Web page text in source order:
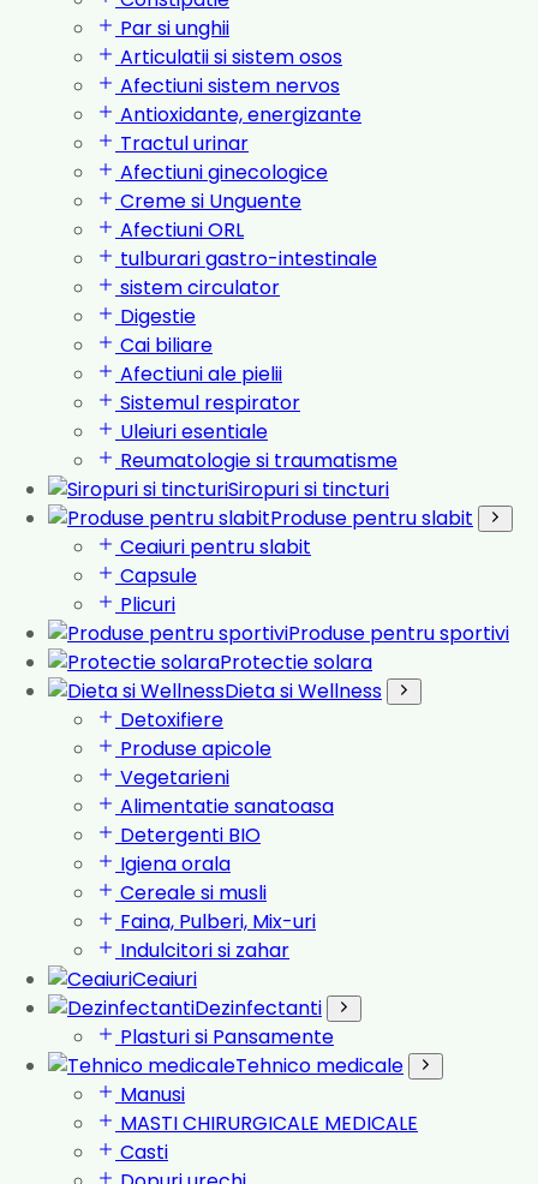
Par si unghii
Articulatii si sistem osos
Afectiuni sistem nervos
Antioxidante, energizante
Tractul urinar
Afectiuni ginecologice
Creme si Unguente
Afectiuni ORL
tulburari gastro-intestinale
sistem circulator
Digestie
Cai biliare
Afectiuni ale pielii
Sistemul respirator
Uleiuri esentiale
Reumatologie si traumatisme
Siropuri si tincturi
Produse pentru slabit
Ceaiuri pentru slabit
Capsule
Plicuri
Produse pentru sportivi
Protectie solara
Dieta si Wellness
Detoxifiere
Produse apicole
Vegetarieni
Alimentatie sanatoasa
Detergenti BIO
Igiena orala
Cereale si musli
Faina, Pulberi, Mix-uri
Indulcitori si zahar
Ceaiuri
Dezinfectanti
Plasturi si Pansamente
Tehnico medicale
Manusi
MASTI CHIRURGICALE MEDICALE
Casti